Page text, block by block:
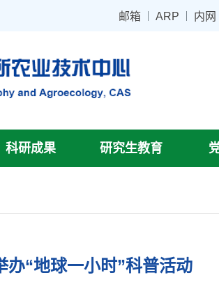
邮箱 ARP 内网
科研成果 研究生教育
办“地球一小时”科普活动